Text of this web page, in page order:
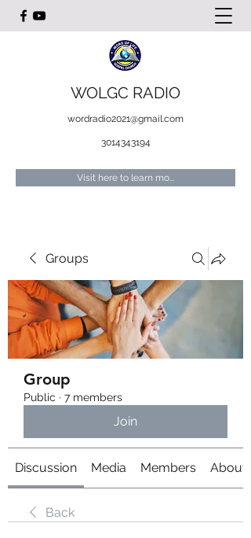
WOLGC RADIO
wordradio2021@gmail.com
3014343194
Visit here to learn mo...
Groups
Group
Public · 7 members
Join
Discussion Media Members About
Back